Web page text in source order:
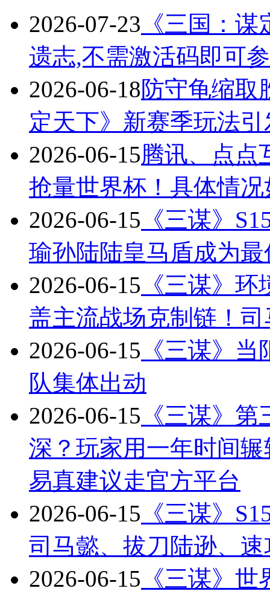
2026-07-23 《三国：
遗志,不需激活码即可
2026-06-18防守龟缩取
定天下》新赛季玩法
2026-06-15腾讯、点点
抢量世界杯！具体情
2026-06-15 《三谋》
瑜孙陆陆皇马盾成为最
2026-06-15 《三谋》
盖主流战场克制链！
2026-06-15 《三谋》
队集体出动
2026-06-15 《三谋》
深？玩家用一年时间
易真建议走官方平台
2026-06-15 《三谋》
司马懿、拔刀陆逊、
2026-06-15 《三谋》